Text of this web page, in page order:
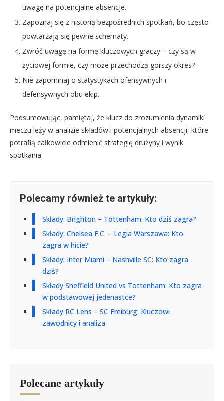
uwagę na potencjalne absencje.
Zapoznaj się z historią bezpośrednich spotkań, bo często
powtarzają się pewne schematy.
Zwróć uwagę na formę kluczowych graczy – czy są w
życiowej formie, czy może przechodzą gorszy okres?
Nie zapominaj o statystykach ofensywnych i
defensywnych obu ekip.
Podsumowując, pamiętaj, że klucz do zrozumienia dynamiki
meczu leży w analizie składów i potencjalnych absencji, które
potrafią całkowicie odmienić strategię drużyny i wynik
spotkania.
Polecamy również te artykuły:
Składy: Brighton – Tottenham: Kto dziś zagra?
Składy: Chelsea F.C. – Legia Warszawa: Kto
zagra w hicie?
Składy: Inter Miami – Nashville SC: Kto zagra
dziś?
Składy Sheffield United vs Tottenham: Kto zagra
w podstawowej jedenastce?
Składy RC Lens – SC Freiburg: Kluczowi
zawodnicy i analiza
Polecane artykuły